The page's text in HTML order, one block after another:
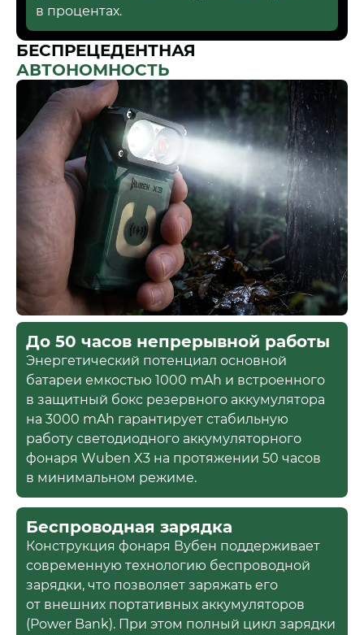
в процентах.
БЕСПРЕЦЕДЕНТНАЯ
АВТОНОМНОСТЬ
До 50 часов непрерывной работы
Энергетический потенциал основной
батареи емкостью 1000 mAh и встроенного
в защитный бокс резервного аккумулятора
на 3000 mAh гарантирует стабильную
работу светодиодного аккумуляторного
фонаря Wuben X3 на протяжении 50 часов
в минимальном режиме.
Беспроводная зарядка
Конструкция фонаря Вубен поддерживает
современную технологию беспроводной
зарядки, что позволяет заряжать его
от внешних портативных аккумуляторов
(Power Bank). При этом полный цикл зарядки